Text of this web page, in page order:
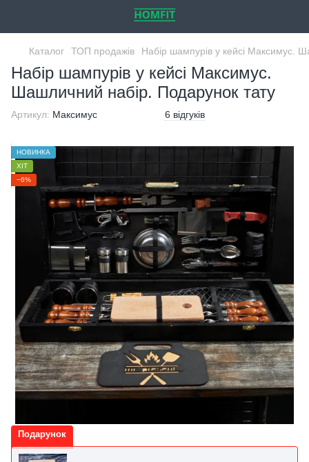
Каталог ТОП продажів Набір шампурів у кейсі Максимус.
Набір шампурів у кейсі Максимус.
Шашличний набір. Подарунок тату
Артикул: Максимус 6 відгуків
НОВИНКА
ХІТ
−6%
Подарунок